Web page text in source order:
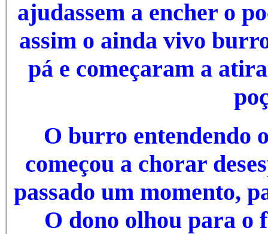
ajudassem a encher o
assim o ainda vivo
pá e começaram a
O burro entendendo
começou a chorar
passado um momento,
O dono olhou para o